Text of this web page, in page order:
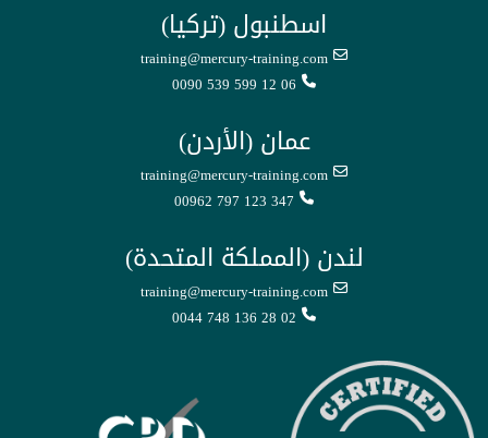
اسطنبول (تركيا)
training@mercury-training.com
0090 539 599 12 06
عمان (الأردن)
training@mercury-training.com
00962 797 123 347
لندن (المملكة المتحدة)
training@mercury-training.com
0044 748 136 28 02